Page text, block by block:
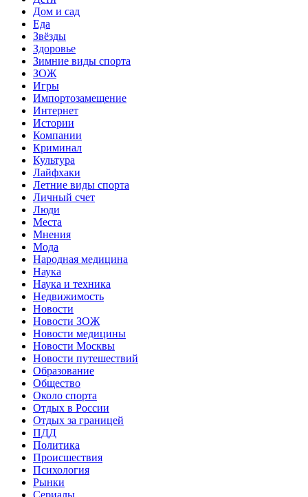
Дом и сад
Еда
Звёзды
Здоровье
Зимние виды спорта
ЗОЖ
Игры
Импортозамещение
Интернет
Истории
Компании
Криминал
Культура
Лайфхаки
Летние виды спорта
Личный счет
Люди
Места
Мнения
Мода
Народная медицина
Наука
Наука и техника
Недвижимость
Новости
Новости ЗОЖ
Новости медицины
Новости Москвы
Новости путешествий
Образование
Общество
Около спорта
Отдых в России
Отдых за границей
ПДД
Политика
Происшествия
Психология
Рынки
Сериалы